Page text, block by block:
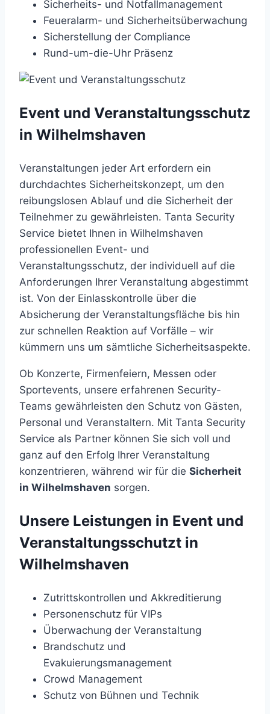
Sicherheits- und Notfallmanagement
Feueralarm- und Sicherheitsüberwachung
Sicherstellung der Compliance
Rund-um-die-Uhr Präsenz
Event und Veranstaltungsschutz
in Wilhelmshaven
Veranstaltungen jeder Art erfordern ein
durchdachtes Sicherheitskonzept, um den
reibungslosen Ablauf und die Sicherheit der
Teilnehmer zu gewährleisten. Tanta Security
Service bietet Ihnen in Wilhelmshaven
professionellen Event- und
Veranstaltungsschutz, der individuell auf die
Anforderungen Ihrer Veranstaltung abgestimmt
ist. Von der Einlasskontrolle über die
Absicherung der Veranstaltungsfläche bis hin
zur schnellen Reaktion auf Vorfälle – wir
kümmern uns um sämtliche Sicherheitsaspekte.
Ob Konzerte, Firmenfeiern, Messen oder
Sportevents, unsere erfahrenen Security-
Teams gewährleisten den Schutz von Gästen,
Personal und Veranstaltern. Mit Tanta Security
Service als Partner können Sie sich voll und
ganz auf den Erfolg Ihrer Veranstaltung
konzentrieren, während wir für die Sicherheit
in Wilhelmshaven sorgen.
Unsere Leistungen in Event und
Veranstaltungsschutzt in
Wilhelmshaven
Zutrittskontrollen und Akkreditierung
Personenschutz für VIPs
Überwachung der Veranstaltung
Brandschutz und
Evakuierungsmanagement
Crowd Management
Schutz von Bühnen und Technik